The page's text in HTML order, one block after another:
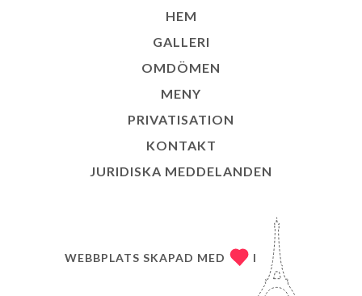
HEM
GALLERI
OMDÖMEN
MENY
PRIVATISATION
KONTAKT
JURIDISKA MEDDELANDEN
WEBBPLATS SKAPAD MED I